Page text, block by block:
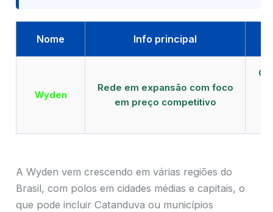
Nome Info principal
Wyden
Rede em expansão com foco
em preço competitivo
A Wyden vem crescendo em várias regiões do
Brasil, com polos em cidades médias e capitais, o
que pode incluir Catanduva ou municípios